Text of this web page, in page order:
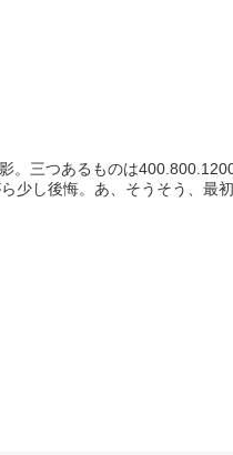
。三つあるものは
少し後悔。あ、そうそう、最